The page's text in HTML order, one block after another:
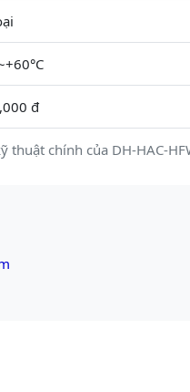
thuật chính của DH-HAC-
đ